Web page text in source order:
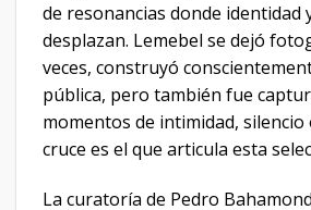
de resonancias donde identidad
desplazan. Lemebel se dejó
veces, construyó
pública, pero también fue
momentos de intimidad, silencio
cruce es el que articula esta
La curatoría de Pedro